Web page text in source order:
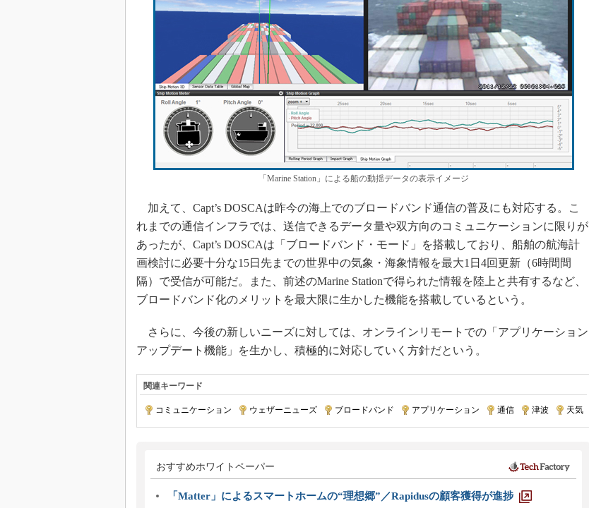
「Marine Station」による船の動揺データの表示イメージ
加えて、Capt’s DOSCAは昨今の海上でのブロードバンド通信の普及にも対応する。こ
れまでの通信インフラでは、送信できるデータ量や双方向のコミュニケーションに限りが
あったが、Capt’s DOSCAは「ブロードバンド・モード」を搭載しており、船舶の航海計
画検討に必要十分な15日先までの世界中の気象・海象情報を最大1日4回更新（6時間間
隔）で受信が可能だ。また、前述のMarine Stationで得られた情報を陸上と共有するなど、
ブロードバンド化のメリットを最大限に生かした機能を搭載しているという。
さらに、今後の新しいニーズに対しては、オンラインリモートでの「アプリケーション
アップデート機能」を生かし、積極的に対応していく方針だという。
関連キーワード
コミュニケーション ウェザーニューズ ブロードバンド アプリケーション 通信 津波 天気
おすすめホワイトペーパー
「Matter」によるスマートホームの“理想郷”／Rapidusの顧客獲得が進捗